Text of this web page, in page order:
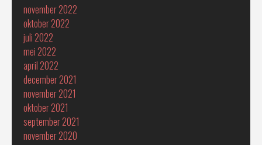
november 2022
oktober 2022
juli 2022
mei 2022
april 2022
december 2021
november 2021
oktober 2021
september 2021
november 2020